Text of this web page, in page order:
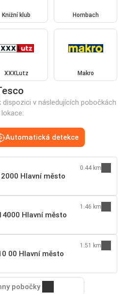
Knižní klub Hornbach
XXXLutz Makro
v následujících pobočkách
Automatická detekce
Hlavní město
0.44 km
Hlavní město
1.46 km
00 Hlavní město
1.51 km
pobočky